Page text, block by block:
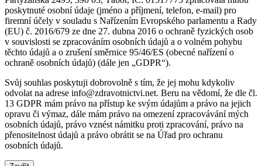
poskytnuté osobní údaje (jméno a příjmení, telefon, e-mail) pro
firemní účely v souladu s Nařízením Evropského parlamentu a Rady
(EU) č. 2016/679 ze dne 27. dubna 2016 o ochraně fyzických osob
v souvislosti se zpracováním osobních údajů a o volném pohybu
těchto údajů a o zrušení směrnice 95/46/ES (obecné nařízení o
ochraně osobních údajů) (dále jen „GDPR“).
Svůj souhlas poskytuji dobrovolně s tím, že jej mohu kdykoliv
odvolat na adrese info@zdravotnictvi.net. Beru na vědomí, že dle čl.
13 GDPR mám právo na přístup ke svým údajům a právo na jejich
opravu či výmaz, dále mám právo na omezení zpracovávání mých
osobních údajů, právo vznést námitku proti zpracování, právo na
přenositelnost údajů a právo obrátit se na Úřad pro ochranu
osobních údajů.